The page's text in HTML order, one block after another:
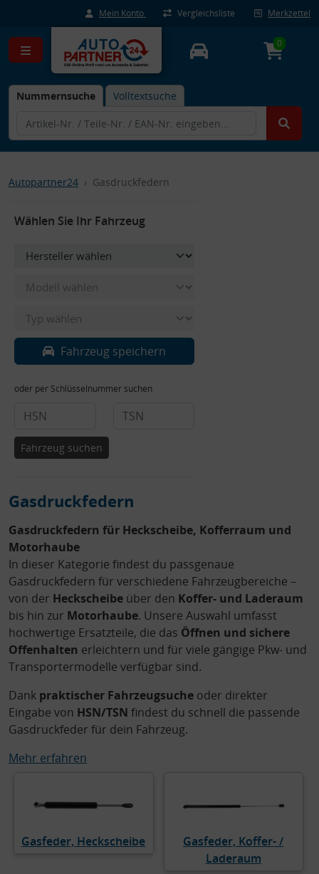
Mein Konto Vergleichsliste Merkzettel
Nummernsuche Volltextsuche
0
Autopartner24 Gasdruckfedern
Wählen Sie Ihr Fahrzeug
Fahrzeug speichern
oder per Schlüsselnummer suchen
Fahrzeug suchen
Gasdruckfedern
Gasdruckfedern für Heckscheibe, Kofferraum und
Motorhaube
In dieser Kategorie findest du passgenaue
Gasdruckfedern für verschiedene Fahrzeugbereiche –
von der Heckscheibe über den Koffer- und Laderaum
bis hin zur Motorhaube. Unsere Auswahl umfasst
hochwertige Ersatzteile, die das Öffnen und sichere
Offenhalten erleichtern und für viele gängige Pkw- und
Transportermodelle verfügbar sind.
Dank praktischer Fahrzeugsuche oder direkter
Eingabe von HSN/TSN findest du schnell die passende
Gasdruckfeder für dein Fahrzeug.
Mehr erfahren
Gasfeder, Heckscheibe
Gasfeder, Koffer- /
Laderaum